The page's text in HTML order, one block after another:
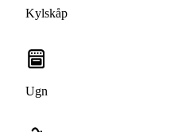
Kylskåp
Ugn